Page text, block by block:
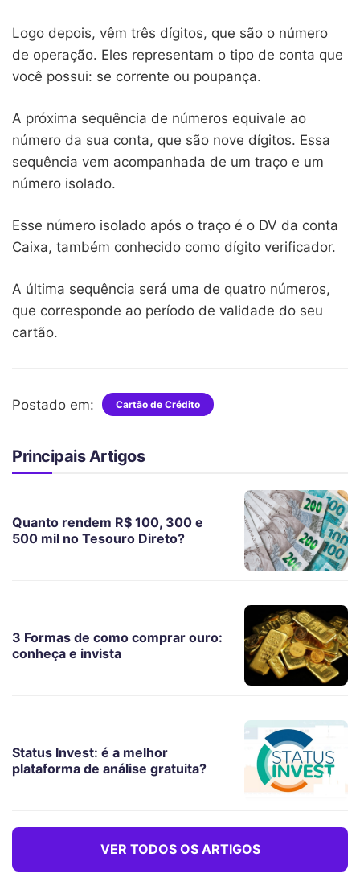
Logo depois, vêm três dígitos, que são o número
de operação. Eles representam o tipo de conta que
você possui: se corrente ou poupança.
A próxima sequência de números equivale ao
número da sua conta, que são nove dígitos. Essa
sequência vem acompanhada de um traço e um
número isolado.
Esse número isolado após o traço é o DV da conta
Caixa, também conhecido como dígito verificador.
A última sequência será uma de quatro números,
que corresponde ao período de validade do seu
cartão.
Postado em: Cartão de Crédito
Principais Artigos
Quanto rendem R$ 100, 300 e
500 mil no Tesouro Direto?
3 Formas de como comprar ouro:
conheça e invista
Status Invest: é a melhor
plataforma de análise gratuita?
VER TODOS OS ARTIGOS